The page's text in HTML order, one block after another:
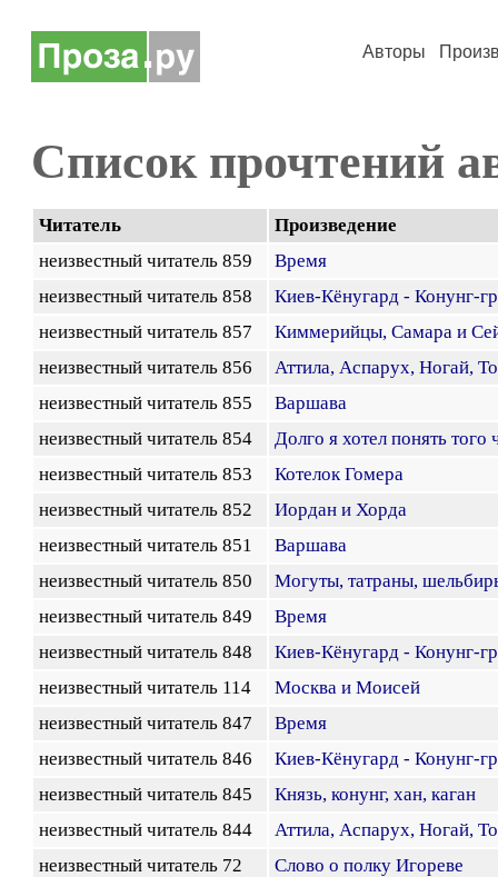
Авторы
Список прочтений
Читатель
Произведение
неизвестный читатель 859
Время
неизвестный читатель 858
Киев-Кёнугард - Конунг-
неизвестный читатель 857
Киммерийцы, Самара и
неизвестный читатель 856
Аттила, Аспарух, Ногай,
неизвестный читатель 855
Варшава
неизвестный читатель 854
Долго я хотел понять того
неизвестный читатель 853
Котелок Гомера
неизвестный читатель 852
Иордан и Хорда
неизвестный читатель 851
Варшава
неизвестный читатель 850
Могуты, татраны,
неизвестный читатель 849
Время
неизвестный читатель 848
Киев-Кёнугард - Конунг-
неизвестный читатель 114
Москва и Моисей
неизвестный читатель 847
Время
неизвестный читатель 846
Киев-Кёнугард - Конунг-
неизвестный читатель 845
Князь, конунг, хан, каган
неизвестный читатель 844
Аттила, Аспарух, Ногай,
неизвестный читатель 72
Слово о полку Игореве